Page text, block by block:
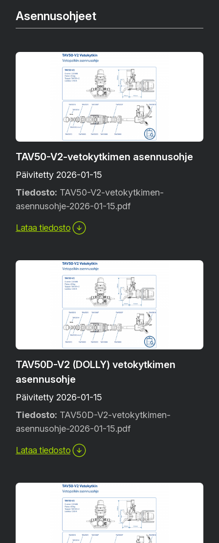
Asennusohjeet
TAV50-V2-vetokytkimen asennusohje
Päivitetty 2026-01-15
Tiedosto: TAV50-V2-vetokytkimen-
asennusohje-2026-01-15.pdf
Lataa tiedosto
TAV50D-V2 (DOLLY) vetokytkimen
asennusohje
Päivitetty 2026-01-15
Tiedosto: TAV50D-V2-vetokytkimen-
asennusohje-2026-01-15.pdf
Lataa tiedosto